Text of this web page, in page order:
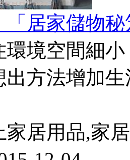
「居家儲物
環境空間細
出方法增加
家居用品,家